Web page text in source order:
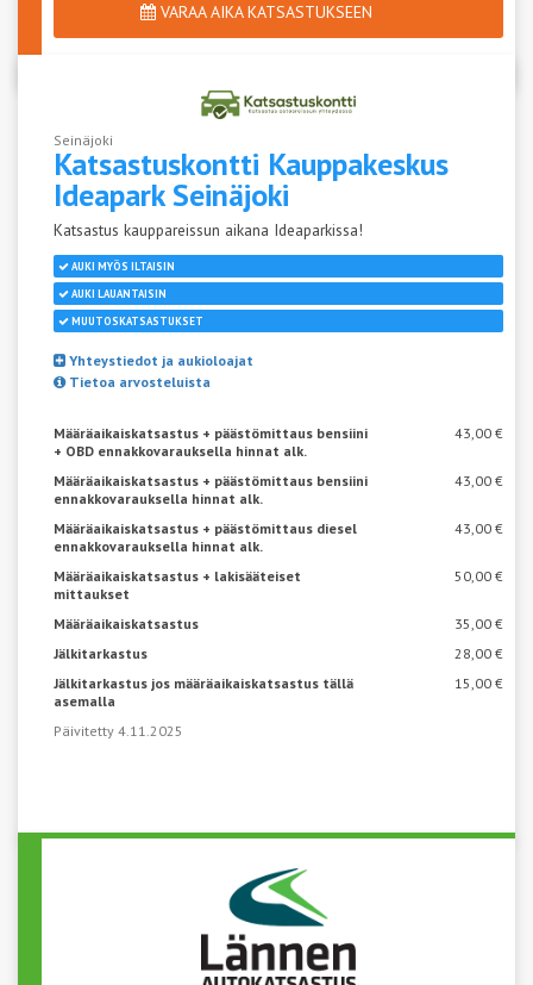
VARAA AIKA KATSASTUKSEEN
Seinäjoki
Katsastuskontti Kauppakeskus
IdeaparkSeinäjoki
Katsastus kauppareissun aikana Ideaparkissa!
AUKI MYÖS ILTAISIN
AUKI LAUANTAISIN
MUUTOSKATSASTUKSET
Yhteystiedot ja aukioloajat
Tietoa arvosteluista
Määräaikaiskatsastus + päästömittaus bensiini
+ OBD ennakkovarauksella hinnat alk.
43,00 €
Määräaikaiskatsastus + päästömittaus bensiini
ennakkovarauksella hinnat alk.
43,00 €
Määräaikaiskatsastus + päästömittaus diesel
ennakkovarauksella hinnat alk.
43,00 €
Määräaikaiskatsastus + lakisääteiset
mittaukset
50,00 €
Määräaikaiskatsastus
35,00 €
Jälkitarkastus
28,00 €
Jälkitarkastus jos määräaikaiskatsastus tällä
asemalla
15,00 €
Päivitetty 4.11.2025